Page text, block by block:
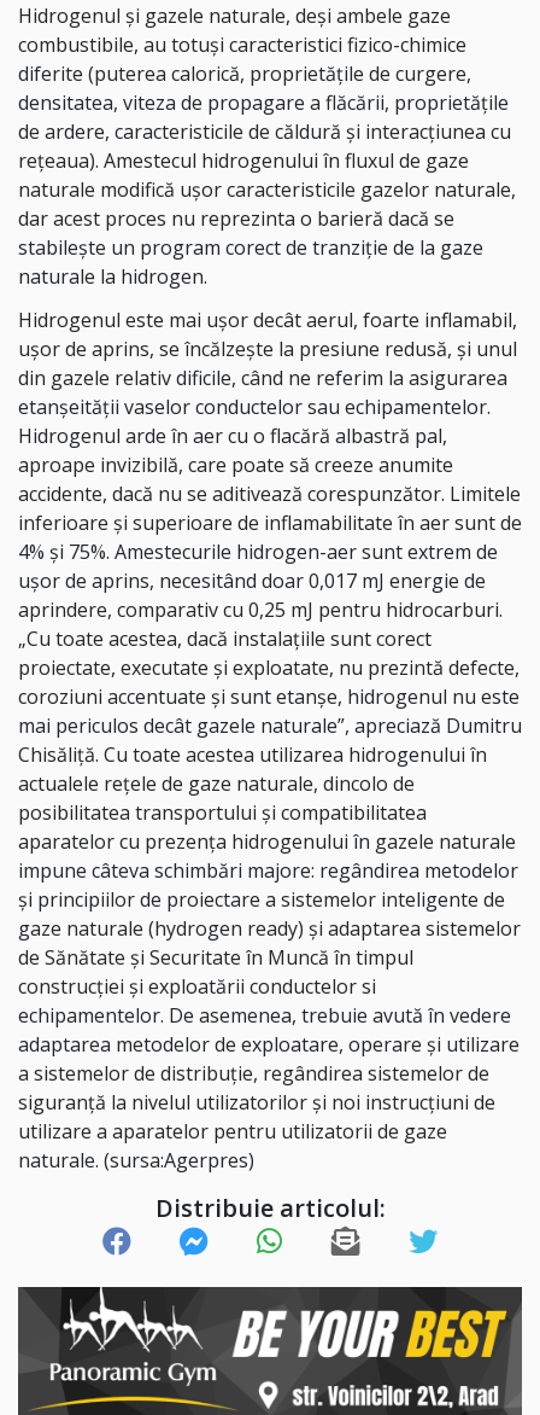
Hidrogenul şi gazele naturale, deşi ambele gaze
combustibile, au totuşi caracteristici fizico-chimice
diferite (puterea calorică, proprietăţile de curgere,
densitatea, viteza de propagare a flăcării, proprietăţile
de ardere, caracteristicile de căldură şi interacţiunea cu
reţeaua). Amestecul hidrogenului în fluxul de gaze
naturale modifică uşor caracteristicile gazelor naturale,
dar acest proces nu reprezinta o barieră dacă se
stabileşte un program corect de tranziţie de la gaze
naturale la hidrogen.
Hidrogenul este mai uşor decât aerul, foarte inflamabil,
uşor de aprins, se încălzeşte la presiune redusă, şi unul
din gazele relativ dificile, când ne referim la asigurarea
etanşeităţii vaselor conductelor sau echipamentelor.
Hidrogenul arde în aer cu o flacără albastră pal,
aproape invizibilă, care poate să creeze anumite
accidente, dacă nu se aditivează corespunzător. Limitele
inferioare şi superioare de inflamabilitate în aer sunt de
4% şi 75%. Amestecurile hidrogen-aer sunt extrem de
uşor de aprins, necesitând doar 0,017 mJ energie de
aprindere, comparativ cu 0,25 mJ pentru hidrocarburi.
„Cu toate acestea, dacă instalaţiile sunt corect
proiectate, executate şi exploatate, nu prezintă defecte,
coroziuni accentuate şi sunt etanşe, hidrogenul nu este
mai periculos decât gazele naturale”, apreciază Dumitru
Chisăliţă. Cu toate acestea utilizarea hidrogenului în
actualele reţele de gaze naturale, dincolo de
posibilitatea transportului şi compatibilitatea
aparatelor cu prezenţa hidrogenului în gazele naturale
impune câteva schimbări majore: regândirea metodelor
şi principiilor de proiectare a sistemelor inteligente de
gaze naturale (hydrogen ready) şi adaptarea sistemelor
de Sănătate şi Securitate în Muncă în timpul
construcţiei şi exploatării conductelor si
echipamentelor. De asemenea, trebuie avută în vedere
adaptarea metodelor de exploatare, operare şi utilizare
a sistemelor de distribuţie, regândirea sistemelor de
siguranţă la nivelul utilizatorilor şi noi instrucţiuni de
utilizare a aparatelor pentru utilizatorii de gaze
naturale. (sursa:Agerpres)
Distribuie articolul: